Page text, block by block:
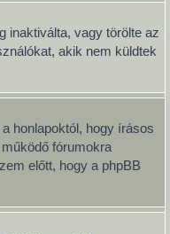
inaktiválta, vagy törölte az
akik nem küldtek
honlapoktól, hogy írásos
fórumokra
előtt, hogy a phpBB